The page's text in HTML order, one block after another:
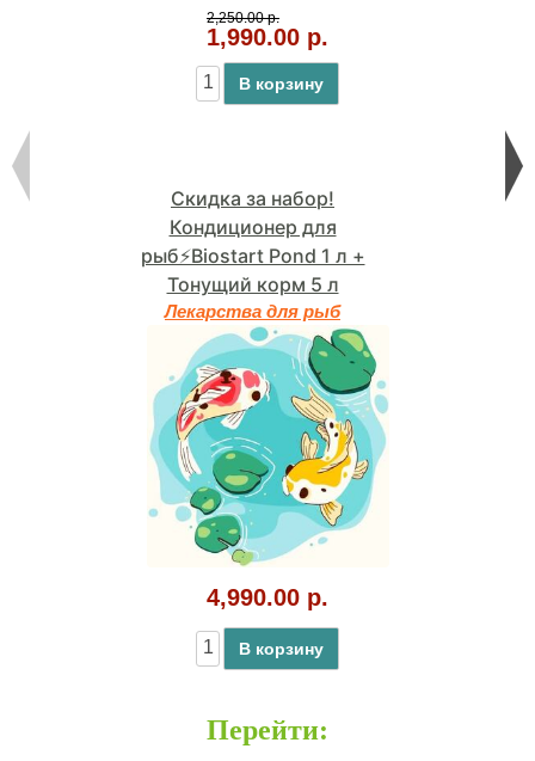
2,250.00 р.
1,990.00 р.
В корзину
Скидка за набор!
Кондиционер для
рыб⚡Biostart Pond 1 л +
Тонущий корм 5 л
Лекарства для рыб
4,990.00 р.
В корзину
Перейти: